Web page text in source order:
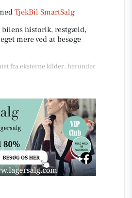
TjekBil SmartSalg
bilens historik, restgæld,
mere ved at besøge
fra eksterne kilder, herunder